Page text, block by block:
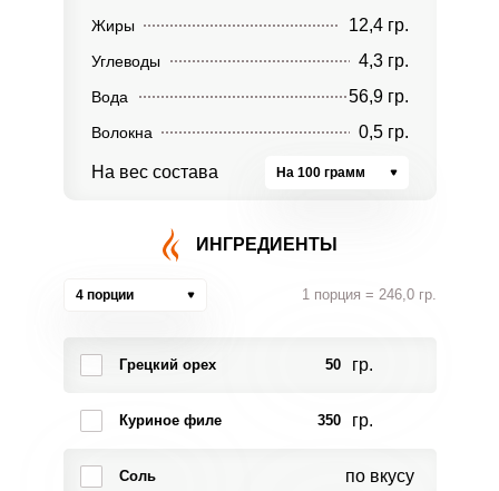
Жиры 12,4 гр.
Углеводы 4,3 гр.
Вода 56,9 гр.
Волокна 0,5 гр.
На вес состава На 100 грамм
ИНГРЕДИЕНТЫ
4 порции 1 порция = 246,0 гр.
Грецкий орех 50 гр.
Куриное филе 350 гр.
Соль по вкусу